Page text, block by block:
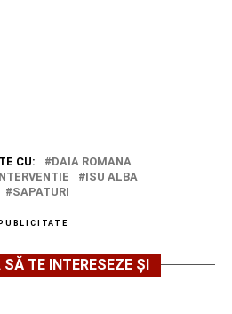
CU:
DAIA ROMANA
ISU ALBA
SAPATURI
PUBLICITATE
TE INTERESEZE ȘI